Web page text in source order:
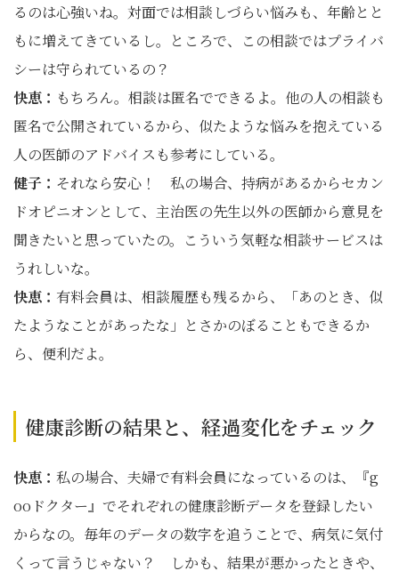
るのは心強いね。対面では相談しづらい悩みも、年齢とと
もに増えてきているし。ところで、この相談ではプライバ
シーは守られているの？
快恵： もちろん。相談は匿名でできるよ。他の人の相談も
匿名で公開されているから、似たような悩みを抱えている
人の医師のアドバイスも参考にしている。
健子： それなら安心！ 私の場合、持病があるからセカン
ドオピニオンとして、主治医の先生以外の医師から意見を
聞きたいと思っていたの。こういう気軽な相談サービスは
うれしいな。
快恵： 有料会員は、相談履歴も残るから、「あのとき、似
たようなことがあったな」とさかのぼることもできるか
ら、便利だよ。
健康診断の結果と、経過変化をチェック
快恵： 私の場合、夫婦で有料会員になっているのは、『g
ooドクター』でそれぞれの健康診断データを登録したい
からなの。毎年のデータの数字を追うことで、病気に気付
くって言うじゃない？ しかも、結果が悪かったときや、